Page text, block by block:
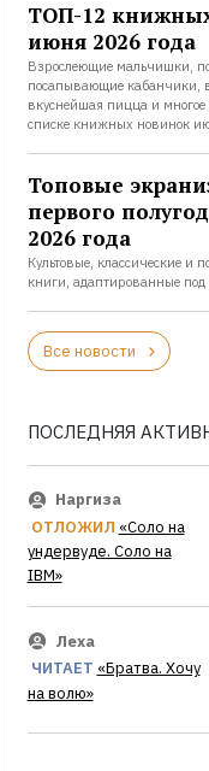
ТОП-12
июня 2026 года
Взрослеющие мальчишки,
посапывающие кабанчики,
вкуснейшая пицца и многое
списке книжных новинок
Топовые
первого
2026 года
Культовые, классические и
книги, адаптированные
Все новости
ПОСЛЕДНЯЯ
Наргиза
ОТЛОЖИЛ «Соло на
ундервуде. Соло на
IBM»
Леха
ЧИТАЕТ «Братва. Хочу
на волю»